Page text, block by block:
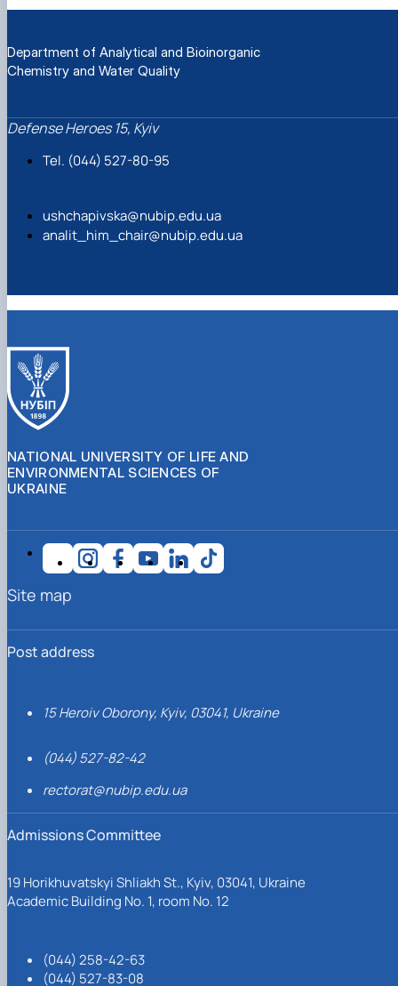
Department of Analytical and Bioinorganic
Chemistry and Water Quality
Defense Heroes 15, Kyiv
Tel. (044) 527-80-95
ushchapivska@nubip.edu.ua
analit_him_chair@nubip.edu.ua
NATIONAL UNIVERSITY OF LIFE AND
ENVIRONMENTAL SCIENCES OF
UKRAINE
Post address
15 Heroiv Oborony, Kyiv, 03041, Ukraine
(044) 527-82-42
rectorat@nubip.edu.ua
Admissions Committee
19 Horikhuvatskyi Shliakh St., Kyiv, 03041, Ukraine
Academic Building No. 1, room No. 12
(044) 258-42-63
(044) 527-83-08
Site map